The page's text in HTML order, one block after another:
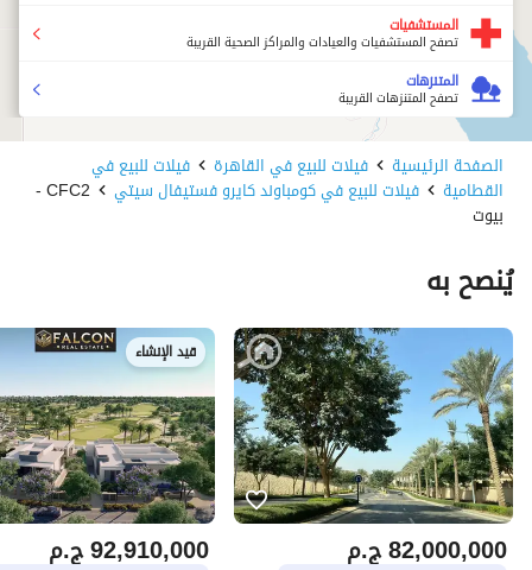
المستشفيات
تصفح المستشفيات والعيادات والمراكز الصحية القريبة
المتنزهات
تصفح المتنزهات القريبة
الصفحة الرئيسية فيلات للبيع في القاهرة فيلات للبيع في
القطامية فيلات للبيع في كومباوند كايرو فستيفال سيتي CFC2 -
بيوت
يُنصح به
ج.م82,000,000
قيد الإنشاء
ج.م92,910,000